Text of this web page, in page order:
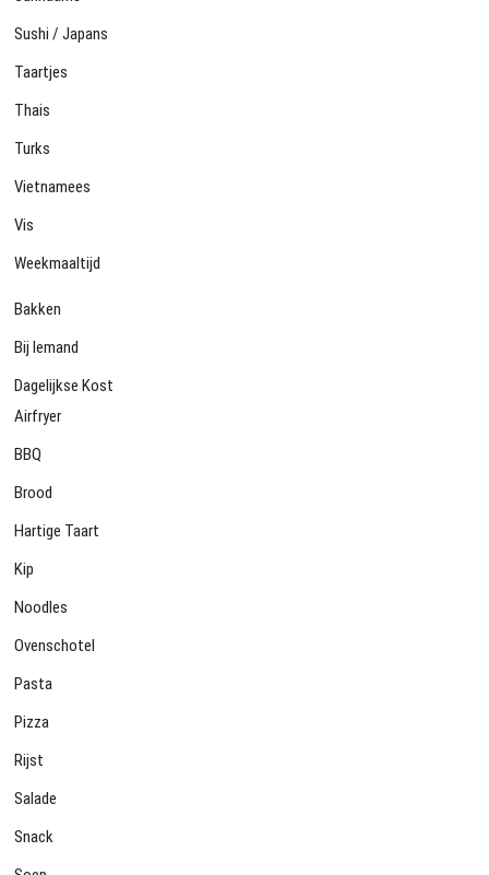
Sushi / Japans
Taartjes
Thais
Turks
Vietnamees
Vis
Weekmaaltijd
Bakken
Bij Iemand
Dagelijkse Kost
Airfryer
BBQ
Brood
Hartige Taart
Kip
Noodles
Ovenschotel
Pasta
Pizza
Rijst
Salade
Snack